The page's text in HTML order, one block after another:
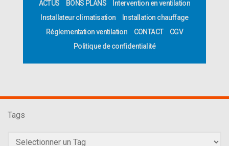
ACTUS
BONS PLANS
Intervention en ventilation
Installateur climatisation
Installation chauffage
Réglementation ventilation
CONTACT
CGV
Politique de confidentialité
Tags